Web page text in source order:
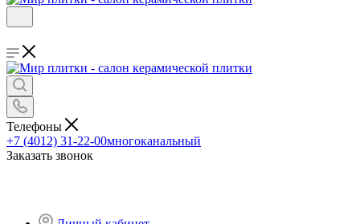
Телефоны
+7 (4012) 31-22-00многоканальный
Заказать звонок